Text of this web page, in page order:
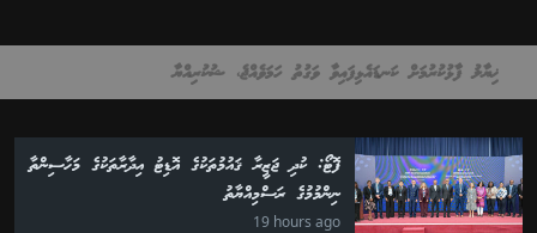
ޚިޔާލު ފާޅުކުރުމަށް ކަނޑައެޅިފައިވާ ވަގުތު ހަމަވެއްޖެ، ޝުކުރިއްޔާ
ފޮޓޯ: ކުދި ޖަޒީރާ ޤައުމުތަކުގެ އޮޑިޓު އިދާރާތަކުގެ މަހާސިންތާ
ނިންމުމުގެ ރަސްމިއްޔާތު
19 hours ago